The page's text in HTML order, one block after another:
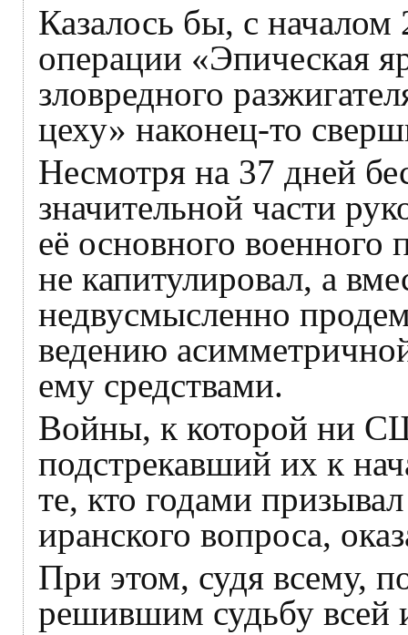
Казалось бы, с началом
операции «Эпическая
зловредного
цеху» наконец-то
Несмотря на 37 дней
значительной части
её основного военного
не капитулировал, а
недвусмысленно
ведению
ему средствами.
Войны, к которой ни
подстрекавший их к
те, кто годами
иранского вопроса,
При этом, судя всему,
решившим судьбу всей